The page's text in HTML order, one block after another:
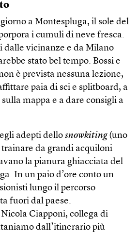
a Montespluga, il sole del
i cumuli di neve fresca.
dalle vicinanze e da Milano
stato bel tempo. Bossi e
è prevista nessuna lezione,
paia di sci e splitboard, a
mappa e a dare consigli a
adepti dello snowkiting(uno
trainare da grandi acquiloni
la pianura ghiacciata del
In un paio d’ore conto un
lungo il percorso
fuori dal paese.
Ciapponi, collega di
dall’itinerario più